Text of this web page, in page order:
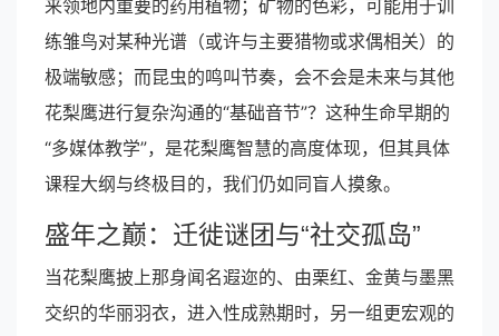
来领地内重要的药用植物；矿物的色彩，可能用于训
练雏鸟对某种光谱（或许与主要猎物或求偶相关）的
极端敏感；而昆虫的鸣叫节奏，会不会是未来与其他
花梨鹰进行复杂沟通的“基础音节”？这种生命早期的
“多媒体教学”，是花梨鹰智慧的高度体现，但其具体
课程大纲与终极目的，我们仍如同盲人摸象。
盛年之巅：迁徙谜团与“社交孤岛”
当花梨鹰披上那身闻名遐迩的、由栗红、金黄与墨黑
交织的华丽羽衣，进入性成熟期时，另一组更宏观的